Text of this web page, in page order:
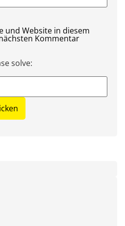
und Website in diesem
Kommentar
solve: